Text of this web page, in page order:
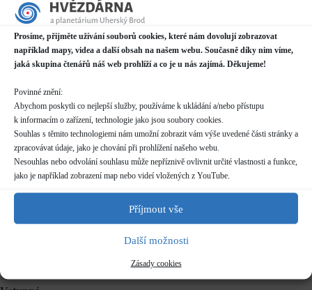
Prosíme, přijměte užívání souborů cookies, které nám dovolují zobrazovat
například mapy, videa a další obsah na našem webu. Současně díky nim víme,
jaká skupina čtenářů náš web prohlíží a co je u nás zajímá. Děkujeme!
Povinné znění:
Abychom poskytli co nejlepší služby, používáme k ukládání a/nebo přístupu
k informacím o zařízení, technologie jako jsou soubory cookies.
Souhlas s těmito technologiemi nám umožní zobrazit vám výše uvedené části stránky a
zpracovávat údaje, jako je chování při prohlížení našeho webu.
Nesouhlas nebo odvolání souhlasu může nepříznivě ovlivnit určité vlastnosti a funkce,
jako je například zobrazení map nebo videí vložených z YouTube.
Příjmout vše
Další možnosti
Zásady cookies
Datum / čas
21.09.2021
17:00 - 18:00
Místo konání
Mariánské náměstí 2187, Uherský Brod
Další informace o dostupnosti a parkování
Kategorie
60 let - otevírací doba
Pravidelné akce
Rezervace